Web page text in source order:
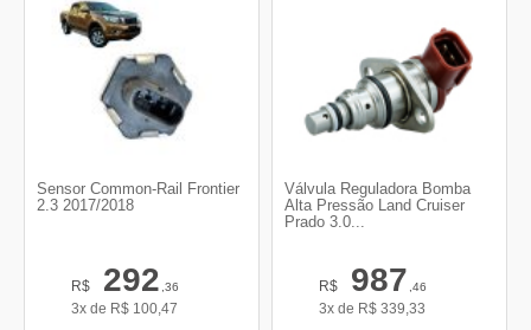
Sensor Common-Rail Frontier
2.3 2017/2018
R$ 292,36
3x de R$ 100,47
Válvula Reguladora Bomba
Alta Pressão Land Cruiser
Prado 3.0...
R$ 987,46
3x de R$ 339,33